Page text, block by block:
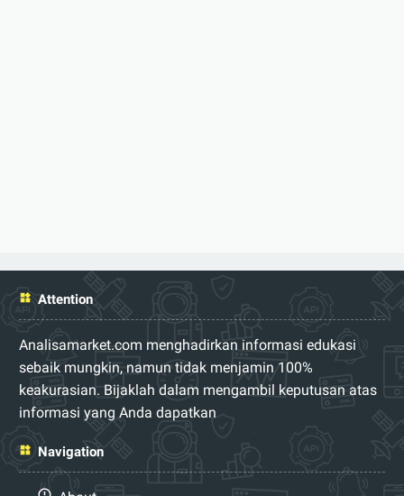
Attention
Analisamarket.com menghadirkan informasi edukasi
sebaik mungkin, namun tidak menjamin 100%
keakurasian. Bijaklah dalam mengambil keputusan atas
informasi yang Anda dapatkan
Navigation